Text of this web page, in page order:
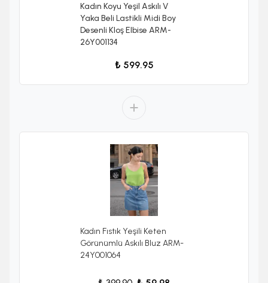
Kadın Koyu Yeşil Askılı V
Yaka Beli Lastikli Midi Boy
Desenli Kloş Elbise ARM-
26Y001134
₺ 599.95
Kadın Fıstık Yeşili Keten
Görünümlü Askılı Bluz ARM-
24Y001064